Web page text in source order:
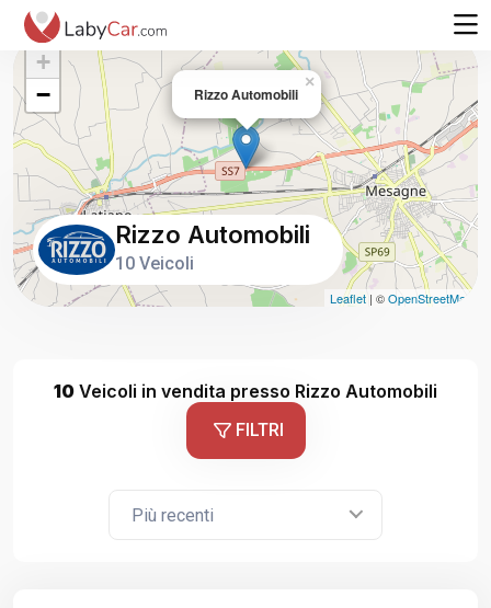
Rizzo Automobili
×
+
−
Leaflet | ©OpenStreetMap
Rizzo Automobili
10 Veicoli
10 Veicoli in vendita presso Rizzo Automobili
FILTRI
Più recenti